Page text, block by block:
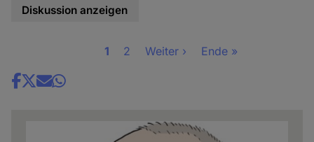
Diskussion anzeigen
Seite
1 Seite
2
Nächste
Weiter ›
Letzte
Ende »
Share